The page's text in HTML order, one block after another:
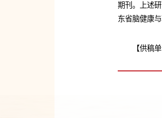
期刊。上述
东省脑健康
【供稿